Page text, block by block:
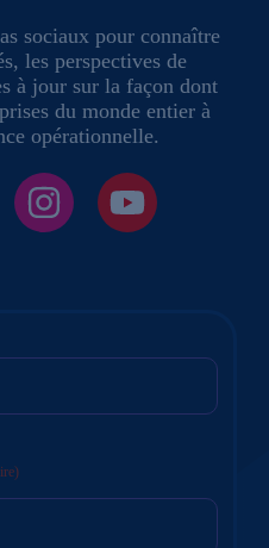
sociaux pour connaître
les perspectives de
à jour sur la façon dont
du monde entier à
opérationnelle.